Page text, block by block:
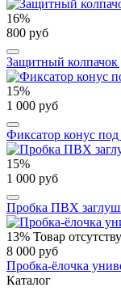
16%
800 руб
Защитный
15%
1 000 руб
Фиксатор конус
15%
1 000 руб
Пробка ПВХ
13% Товар
8 000 руб
Пробка-ёлочка
Каталог